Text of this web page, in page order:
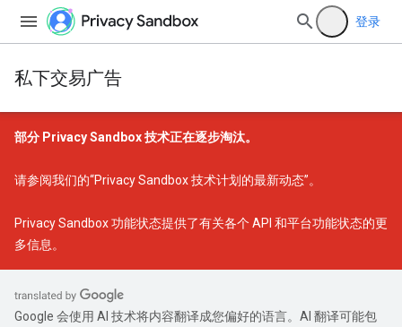
登录
私下交易广告
部分 Privacy Sandbox 技术正在逐步淘汰。
请参阅我们的“Privacy Sandbox 技术计划的最新动态”。
Privacy Sandbox 功能状态提供了有关各个 API 和平台功能状态的更
多信息。
Google 会使用 AI 技术将内容翻译成您偏好的语言。AI 翻译可能包